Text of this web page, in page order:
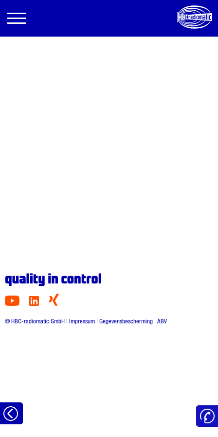
© HBC-radiomatic GmbH | Impressum | Gegevensbescherming | ABV